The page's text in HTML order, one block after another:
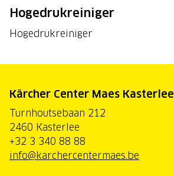
Hogedrukreiniger
Hogedrukreiniger
Kärcher Center Maes Kasterlee
Turnhoutsebaan 212
2460 Kasterlee
+32 3 340 88 88
info@karchercentermaes.be